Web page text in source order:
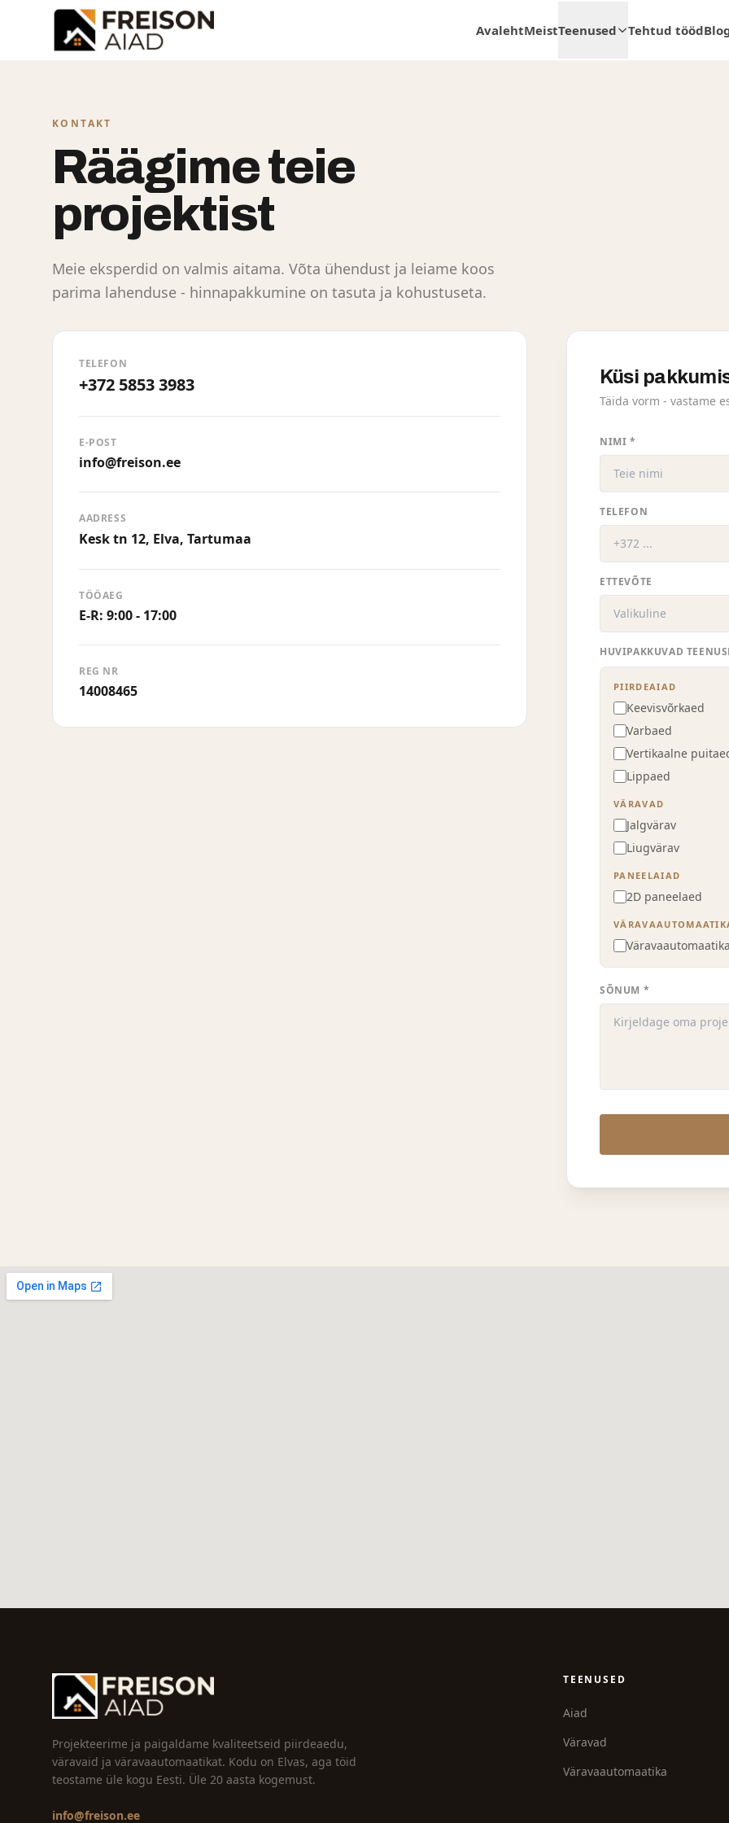
AvalehtMeistTeenused Tehtud tööd
KONTAKT
Räägime teie
projektist
Meie eksperdid on valmis aitama. Võta ühendust ja leiame koos
parima lahenduse - hinnapakkumine on tasuta ja kohustuseta.
TELEFON
+372 5853 3983
E-POST
info@freison.ee
AADRESS
Kesk tn 12, Elva, Tartumaa
TÖÖAEG
E-R: 9:00 - 17:00
REG NR
14008465
Küsi
Täida vorm - vastame
NIMI *
TELEFON
ETTEVÕTE
HUVIPAKKUVAD
PIIRDEAIAD
Keevisvõrkaed
Varbaed
Vertikaalne
Lippaed
VÄRAVAD
Jalgvärav
Liugvärav
PANEELAIAD
2D paneelaed
SÕNUM *
Projekteerime ja paigaldame kvaliteetseid piirdeaedu,
väravaid ja väravaautomaatikat. Kodu on Elvas, aga töid
teostame üle kogu Eesti. Üle 20 aasta kogemust.
info@freison.ee
TEENUSED
Aiad
Väravad
Väravaautomaatika